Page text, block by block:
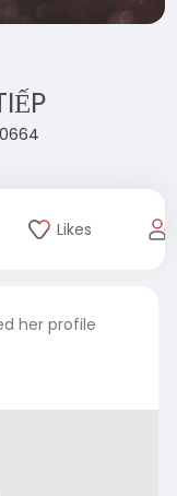
Likes
her profile